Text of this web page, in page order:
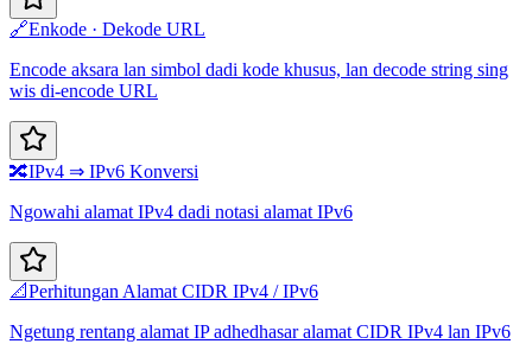
🔗Enkode · Dekode URL
Encode aksara lan simbol dadi kode khusus, lan decode string sing
wis di-encode URL
🔀IPv4 ⇒ IPv6 Konversi
Ngowahi alamat IPv4 dadi notasi alamat IPv6
📐Perhitungan Alamat CIDR IPv4 / IPv6
Ngetung rentang alamat IP adhedhasar alamat CIDR IPv4 lan IPv6